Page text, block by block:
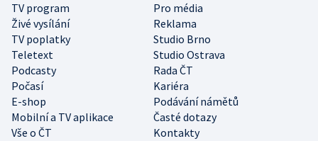
TV program
Pro média
Živé vysílání
Reklama
TV poplatky
Studio Brno
Teletext
Studio Ostrava
Podcasty
Rada ČT
Počasí
Kariéra
E-shop
Podávání námětů
Mobilní a TV aplikace
Časté dotazy
Vše o ČT
Kontakty